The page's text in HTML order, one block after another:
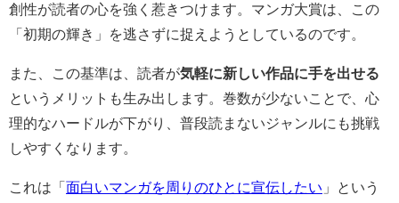
創性が読者の心を強く惹きつけます。マンガ大賞は、この
「初期の輝き」を逃さずに捉えようとしているのです。
また、この基準は、読者が気軽に新しい作品に手を出せる
というメリットも生み出します。巻数が少ないことで、心
理的なハードルが下がり、普段読まないジャンルにも挑戦
しやすくなります。
これは「 面白いマンガを周りのひとに宣伝したい 」という